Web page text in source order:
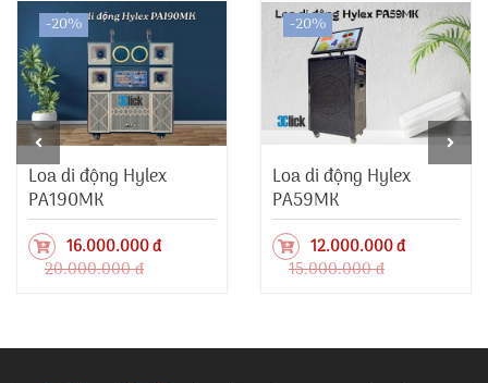
-20%
Loa di động Hylex
PA190MK
16.000.000 đ
20.000.000 đ
-20%
Loa di động Hylex
PA59MK
12.000.000 đ
15.000.000 đ